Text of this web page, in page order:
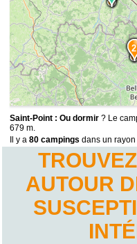
2
Saint-Point : Ou dormir ? Le
679 m.
Il y a80 campings dans un
AUTOUR